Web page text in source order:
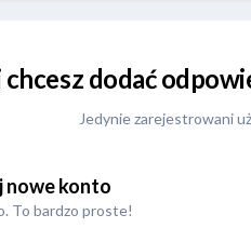
chcesz dodać
Jedynie zarejestrowani
nowe konto
To bardzo proste!